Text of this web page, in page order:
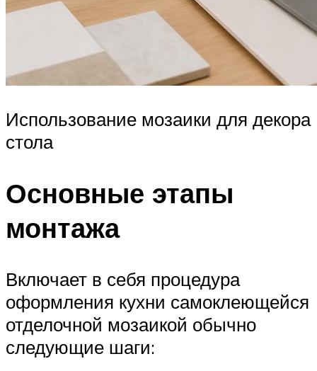
Использование мозаики для декора
стола
Основные этапы
монтажа
Включает в себя процедура
оформления кухни самоклеющейся
отделочной мозаикой обычно
следующие шаги: